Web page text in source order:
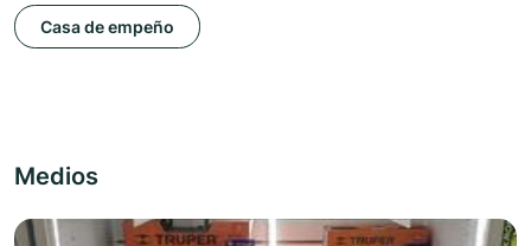
Casa de empeño
Medios